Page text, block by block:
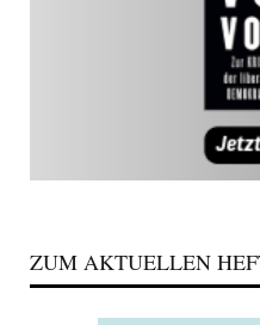
ZUM AKTUELLEN